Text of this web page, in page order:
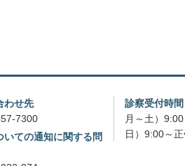
わせ先
7300
いての通知に関する問
診察受付時間
月～土）
日）9:00～